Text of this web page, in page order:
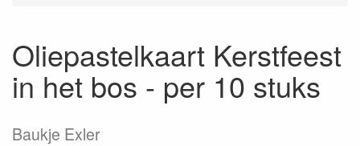
Oliepastelkaart Kerstfeest
in het bos - per 10 stuks
Baukje Exler